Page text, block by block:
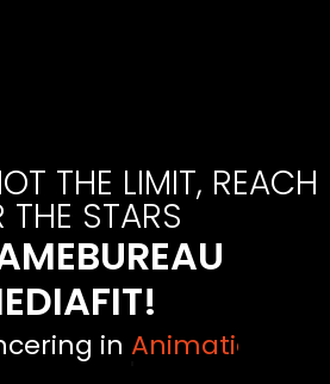
THE LIMIT, REACH
THE STARS
in Film